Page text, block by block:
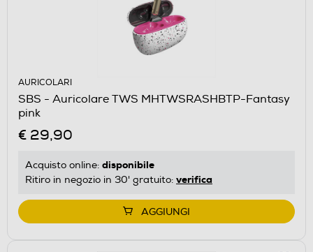
AURICOLARI
SBS - Auricolare TWS MHTWSRASHBTP-Fantasy
pink
€ 29,90
Acquisto online: disponibile
Ritiro in negozio in 30' gratuito: verifica
AGGIUNGI